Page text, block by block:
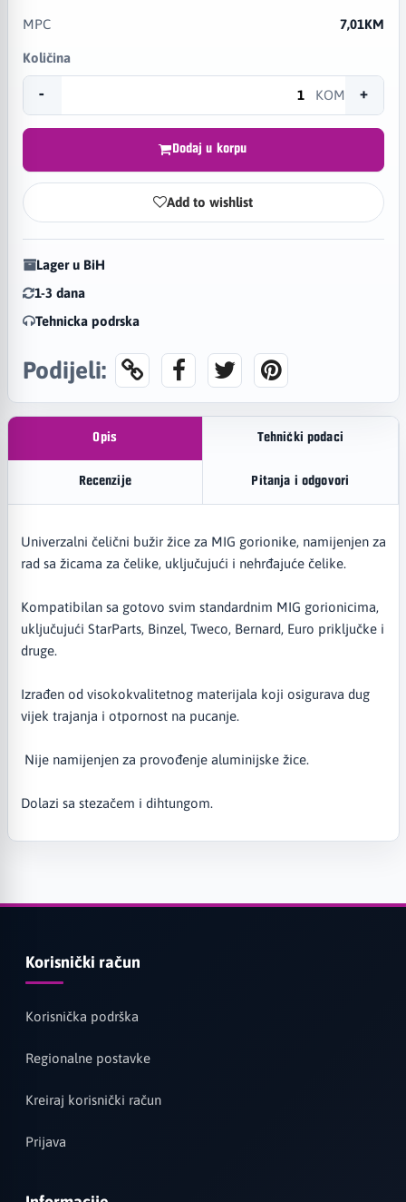
MPC 7,01KM
Količina
- KOM +
Dodaj u korpu
Add to wishlist
Lager u BiH
1-3 dana
Tehnicka podrska
Podijeli:
Opis Tehnički podaci
Recenzije Pitanja i odgovori
Univerzalni čelični bužir žice za MIG gorionike, namijenjen za
rad sa žicama za čelike, uključujući i nehrđajuće čelike.
Kompatibilan sa gotovo svim standardnim MIG gorionicima,
uključujući StarParts, Binzel, Tweco, Bernard, Euro priključke i
druge.
Izrađen od visokokvalitetnog materijala koji osigurava dug
vijek trajanja i otpornost na pucanje.
Nije namijenjen za provođenje aluminijske žice.
Dolazi sa stezačem i dihtungom.
Korisnički račun
Korisnička podrška
Regionalne postavke
Kreiraj korisnički račun
Prijava